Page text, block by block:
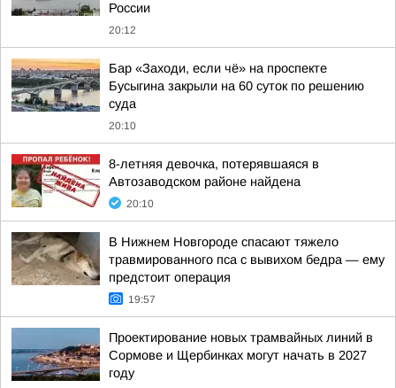
России
20:12
Бар «Заходи, если чё» на проспекте
Бусыгина закрыли на 60 суток по решению
суда
20:10
8-летняя девочка, потерявшаяся в
Автозаводском районе найдена
20:10
В Нижнем Новгороде спасают тяжело
травмированного пса с вывихом бедра — ему
предстоит операция
19:57
Проектирование новых трамвайных линий в
Сормове и Щербинках могут начать в 2027
году